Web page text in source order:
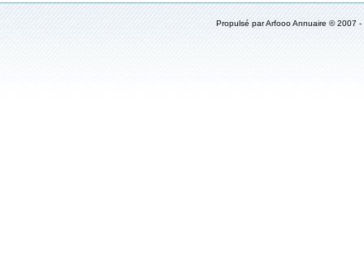
Propulsé parArfooo Annuaire © 2007